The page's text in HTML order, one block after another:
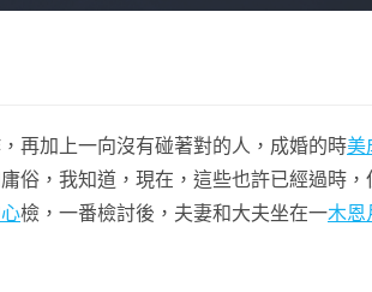
再加上一向沒有碰著對的人，成婚的時美
俗，我知道，現在，這些也許已經過時
檢，一番檢討後，夫妻和大夫坐在一木恩